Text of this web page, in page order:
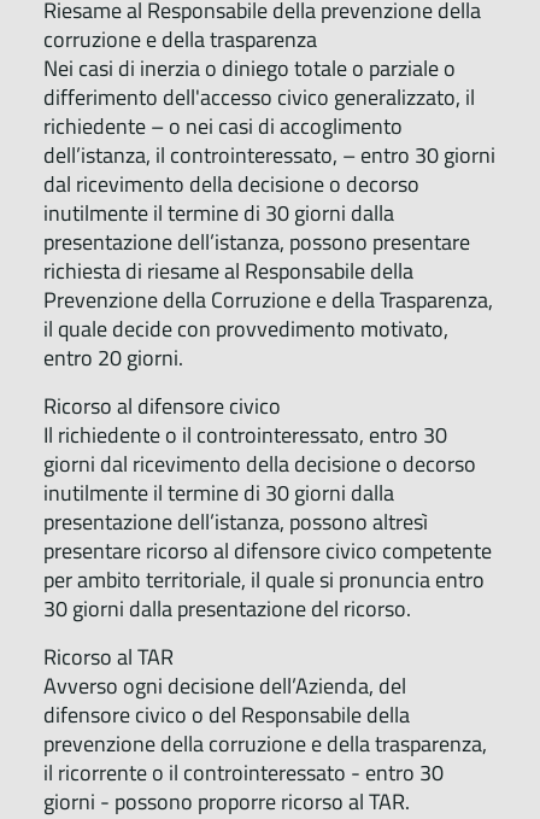
Riesame al Responsabile della prevenzione della
corruzione e della trasparenza
Nei casi di inerzia o diniego totale o parziale o
differimento dell'accesso civico generalizzato, il
richiedente – o nei casi di accoglimento
dell’istanza, il controinteressato, – entro 30 giorni
dal ricevimento della decisione o decorso
inutilmente il termine di 30 giorni dalla
presentazione dell’istanza, possono presentare
richiesta di riesame al Responsabile della
Prevenzione della Corruzione e della Trasparenza,
il quale decide con provvedimento motivato,
entro 20 giorni.
Ricorso al difensore civico
Il richiedente o il controinteressato, entro 30
giorni dal ricevimento della decisione o decorso
inutilmente il termine di 30 giorni dalla
presentazione dell’istanza, possono altresì
presentare ricorso al difensore civico competente
per ambito territoriale, il quale si pronuncia entro
30 giorni dalla presentazione del ricorso.
Ricorso al TAR
Avverso ogni decisione dell’Azienda, del
difensore civico o del Responsabile della
prevenzione della corruzione e della trasparenza,
il ricorrente o il controinteressato - entro 30
giorni - possono proporre ricorso al TAR.